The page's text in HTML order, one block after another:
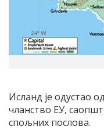
Исланд је одустао
чланство ЕУ,
спољних послова.